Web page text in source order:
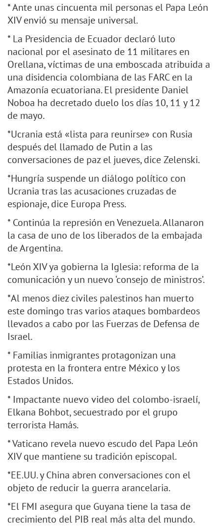
* Ante unas cincuenta mil personas el Papa León
XIV envió su mensaje universal.
* La Presidencia de Ecuador declaró luto
nacional por el asesinato de 11 militares en
Orellana, víctimas de una emboscada atribuida a
una disidencia colombiana de las FARC en la
Amazonía ecuatoriana. El presidente Daniel
Noboa ha decretado duelo los días 10, 11 y 12
de mayo.
*Ucrania está «lista para reunirse» con Rusia
después del llamado de Putin a las
conversaciones de paz el jueves, dice Zelenski.
*Hungría suspende un diálogo político con
Ucrania tras las acusaciones cruzadas de
espionaje, dice Europa Press.
* Continúa la represión en Venezuela. Allanaron
la casa de uno de los liberados de la embajada
de Argentina.
*León XIV ya gobierna la Iglesia: reforma de la
comunicación y un nuevo ‘consejo de ministros’.
*Al menos diez civiles palestinos han muerto
este domingo tras varios ataques bombardeos
llevados a cabo por las Fuerzas de Defensa de
Israel.
* Familias inmigrantes protagonizan una
protesta en la frontera entre México y los
Estados Unidos.
* Impactante nuevo video del colombo-israelí,
Elkana Bohbot, secuestrado por el grupo
terrorista Hamás.
* Vaticano revela nuevo escudo del Papa León
XIV que mantiene su tradición episcopal.
*EE.UU. y China abren conversaciones con el
objeto de reducir la guerra arancelaria.
*El FMI asegura que Guyana tiene la tasa de
crecimiento del PIB real más alta del mundo.